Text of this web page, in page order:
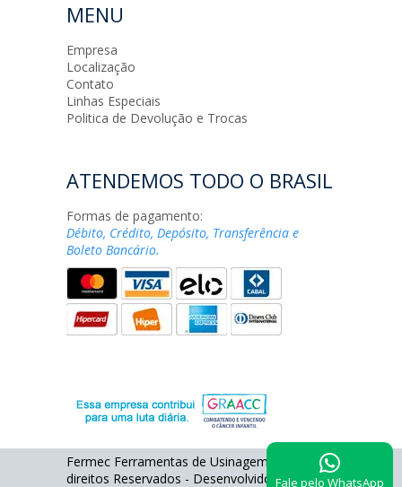
MENU
Empresa
Localização
Contato
Linhas Especiais
Politica de Devolução e Trocas
ATENDEMOS TODO O BRASIL
Formas de pagamento:
Débito, Crédito, Depósito, Transferência e
Boleto Bancário.
Fermec Ferramentas de Usinagem - Todos os
direitos Reservados - Desenvolvido porFale pelo WhatsApp